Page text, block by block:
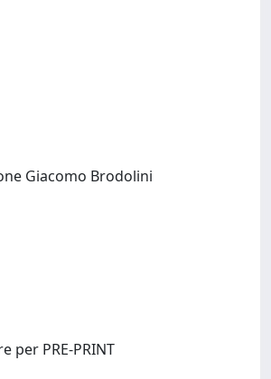
per PRE-PRINT